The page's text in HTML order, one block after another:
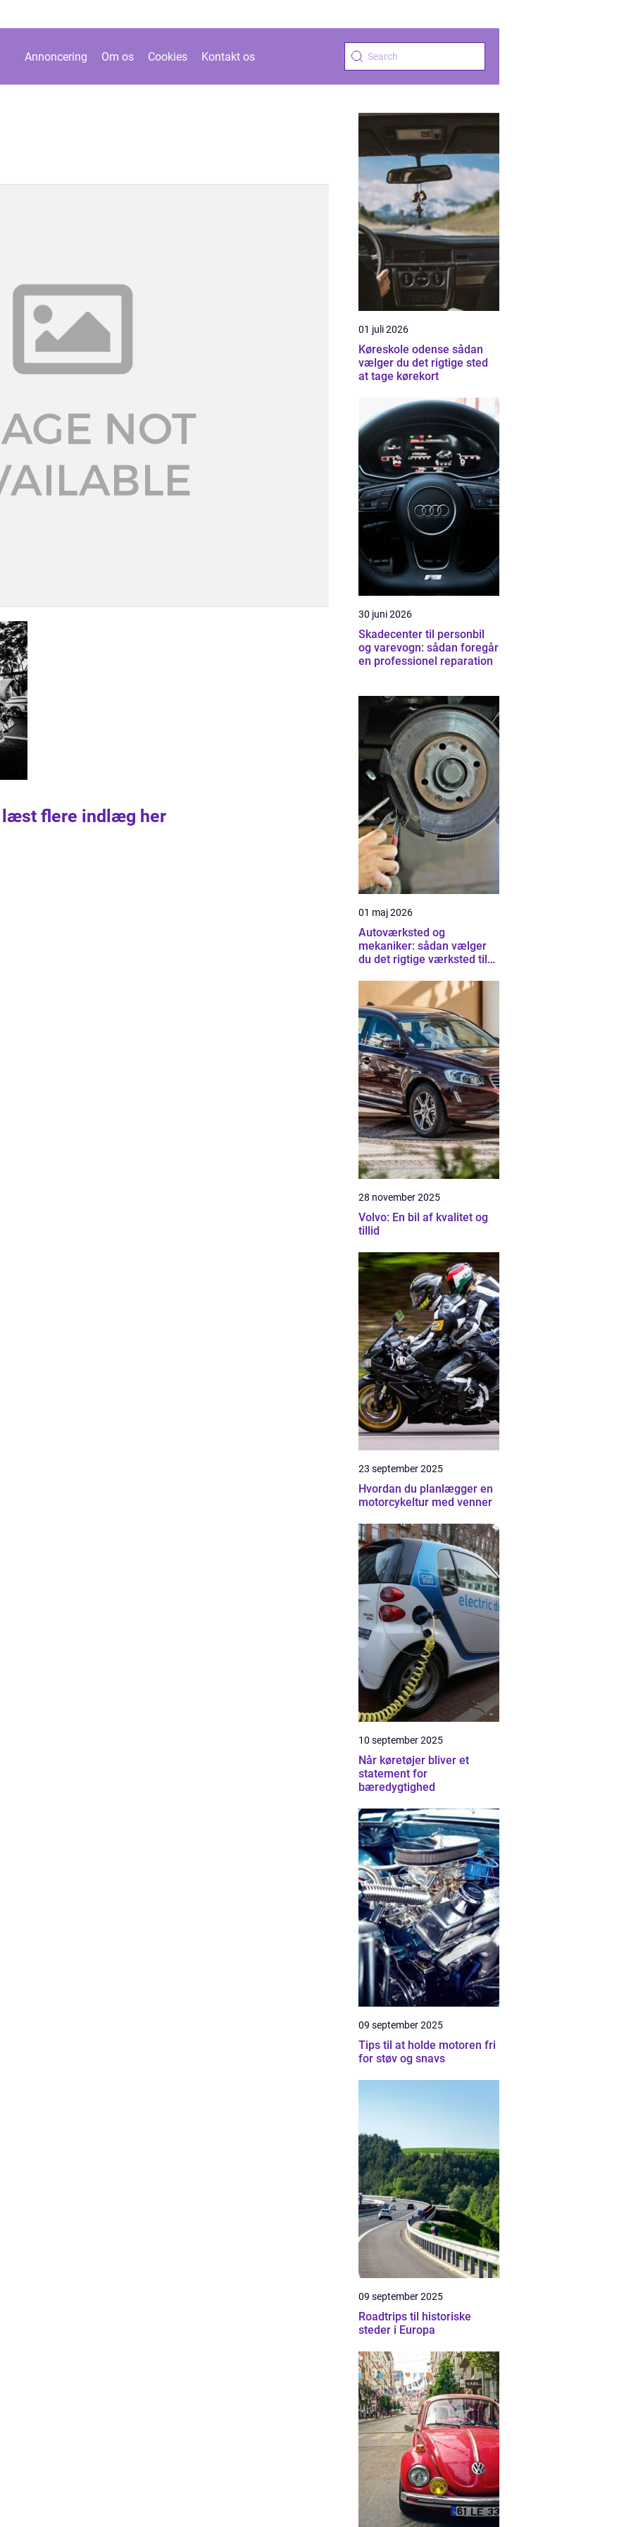
Annoncering Om os Cookies Kontakt os
læst flere indlæg her
01 juli 2026
Køreskole odense sådan
vælger du det rigtige sted
at tage kørekort
30 juni 2026
Skadecenter til personbil
og varevogn: sådan foregår
en professionel reparation
01 maj 2026
Autoværksted og
mekaniker: sådan vælger
du det rigtige værksted til
28 november 2025
Volvo: En bil af kvalitet og
tillid
23 september 2025
Hvordan du planlægger en
motorcykeltur med venner
10 september 2025
Når køretøjer bliver et
statement for
bæredygtighed
09 september 2025
Tips til at holde motoren fri
for støv og snavs
09 september 2025
Roadtrips til historiske
steder i Europa